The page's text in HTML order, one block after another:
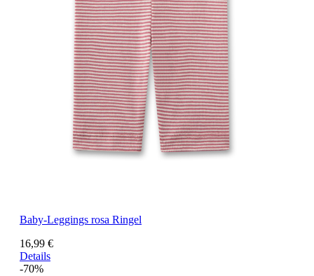
Baby-Leggings rosa Ringel
16,99 €
Details
-70%